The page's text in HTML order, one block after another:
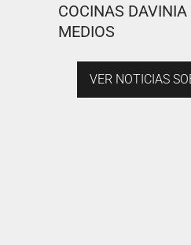
COCINAS DAVINIA
MEDIOS
VER NOTICIAS